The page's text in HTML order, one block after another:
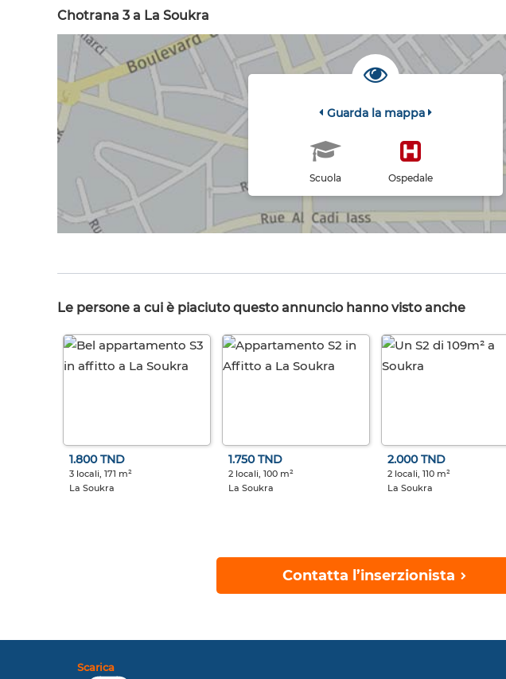
Chotrana 3 a La Soukra
Guarda la mappa
Scuola Ospedale
Le persone a cui è piaciuto questo annuncio hanno visto anche
1.800 TND
3 locali, 171 m²
La Soukra
1.750 TND
2 locali, 100 m²
La Soukra
2.000 TND
2 locali, 110 m²
La Soukra
Contatta l’inserzionista
Scarica